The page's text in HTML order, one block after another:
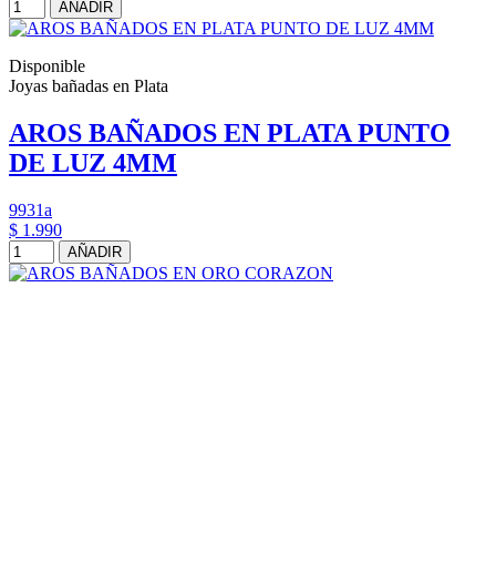
AÑADIR
Disponible
Joyas bañadas en Plata
AROS BAÑADOS EN PLATA PUNTO
DE LUZ 4MM
9931a
$ 1.990
AÑADIR